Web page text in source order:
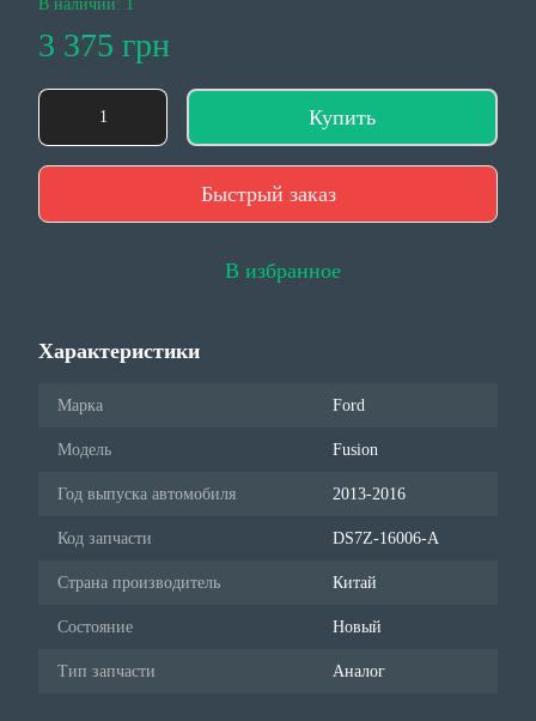
В наличии: 1
3 375 грн
Купить
Быстрый заказ
В избранное
Характеристики
Марка Ford
Модель Fusion
Год выпуска автомобиля 2013-2016
Код запчасти DS7Z-16006-A
Страна производитель Китай
Состояние Новый
Тип запчасти Аналог